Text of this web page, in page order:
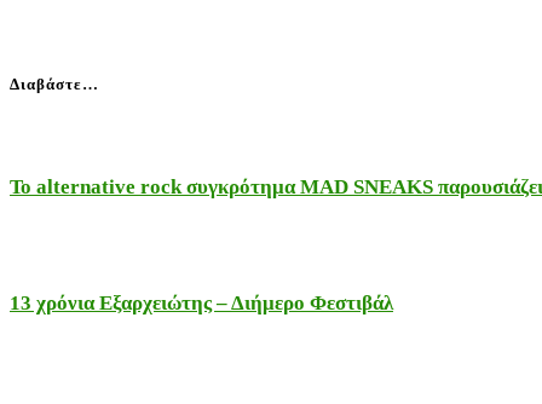
Διαβάστε…
Το alternative rock συγκρότημα MAD SNEAKS
13 χρόνια Εξαρχειώτης – Διήμερο Φεστιβάλ